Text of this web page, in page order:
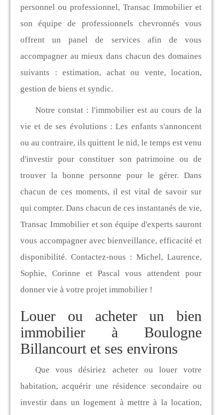
personnel ou professionnel, Transac Immobilier et
son équipe de professionnels chevronnés vous
offrent un panel de services afin de vous
accompagner au mieux dans chacun des domaines
suivants : estimation, achat ou vente, location,
gestion de biens et syndic.
Notre constat : l'immobilier est au cours de la
vie et de ses évolutions : Les enfants s'annoncent
ou au contraire, ils quittent le nid, le temps est venu
d'investir pour constituer son patrimoine ou de
trouver la bonne personne pour le gérer. Dans
chacun de ces moments, il est vital de savoir sur
qui compter. Dans chacun de ces instantanés de vie,
Transac Immobilier et son équipe d'experts sauront
vous accompagner avec bienveillance, efficacité et
disponibilité. Contactez-nous : Michel, Laurence,
Sophie, Corinne et Pascal vous attendent pour
donner vie à votre projet immobilier !
Louer ou acheter un bien
immobilier à Boulogne
Billancourt et ses environs
Que vous désiriez acheter ou louer votre
habitation, acquérir une résidence secondaire ou
investir dans un logement à mettre à la location,